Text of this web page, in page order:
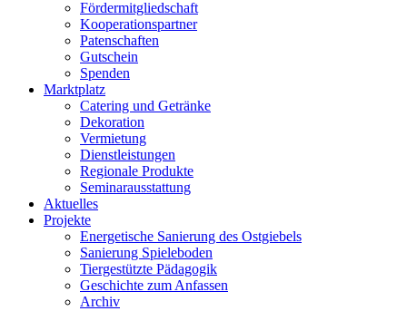
Fördermitgliedschaft
Kooperationspartner
Patenschaften
Gutschein
Spenden
Marktplatz
Catering und Getränke
Dekoration
Vermietung
Dienstleistungen
Regionale Produkte
Seminarausstattung
Aktuelles
Projekte
Energetische Sanierung des Ostgiebels
Sanierung Spieleboden
Tiergestützte Pädagogik
Geschichte zum Anfassen
Archiv